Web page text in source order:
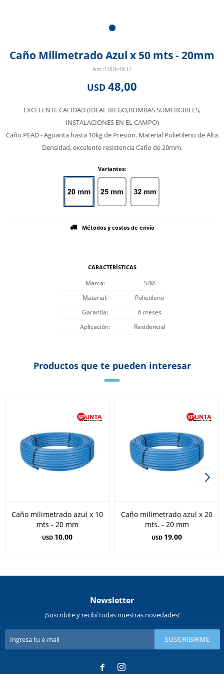
Caño Milimetrado Azul x 50 mts - 20mm
10064632
USD 48,00
EXCELENTE CALIDAD (IDEAL RIEGO,BOMBAS SUMERGIBLES,
INSTALACIONES EN EL CAMPO)
Caño PEAD - Aguanta hasta 10kg de Presión. Material Polietileno de Alta
Densidad, excelente resistencia Caño de 20mm.
Variantes:
Métodos y costos de envío
CARACTERÍSTICAS
Marca
S/M
Material
Polietileno
Garantía
6 meses
Aplicación
Residencial
Productos que te pueden interesar
Caño milimetrado azul x 10
mts - 20 mm
USD 10,00
Caño milimetrado azul x 20
mts. - 20 mm
USD 19,00
Newsletter
¡Suscribite y recibí todas nuestras novedades!
SUSCRIBIRME
 